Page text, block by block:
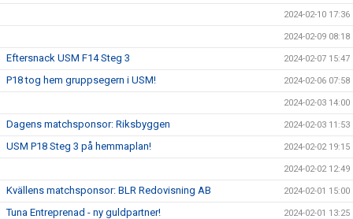
2024-02-10 17:36
2024-02-09 08:18
Eftersnack USM F14 Steg 3 2024-02-07 15:47
P18 tog hem gruppsegern i USM! 2024-02-06 07:58
2024-02-03 14:00
Dagens matchsponsor: Riksbyggen 2024-02-03 11:53
USM P18 Steg 3 på hemmaplan! 2024-02-02 19:15
2024-02-02 12:49
Kvällens matchsponsor: BLR Redovisning AB 2024-02-01 15:00
Tuna Entreprenad - ny guldpartner! 2024-02-01 13:25